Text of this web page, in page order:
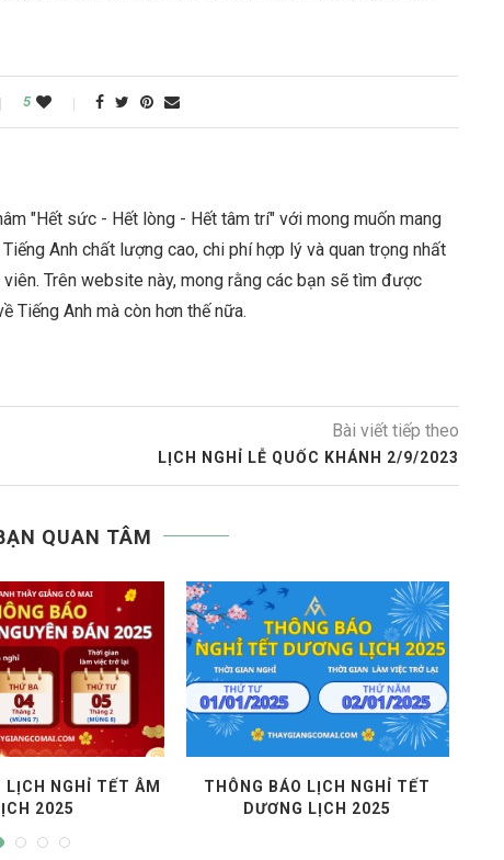
5
"Hết sức - Hết lòng - Hết tâm trí" với mong muốn mang
Anh chất lượng cao, chi phí hợp lý và quan trọng nhất
Trên website này, mong rằng các bạn sẽ tìm được
Tiếng Anh mà còn hơn thế nữa.
Bài viết tiếp theo
LỊCH NGHỈ LỄ QUỐC KHÁNH 2/9/2023
QUAN TÂM
MỚI Ở SÀI GÒN –...
KHOÁ HỌC LUYỆN THI VSTEP
(B1/ B2)